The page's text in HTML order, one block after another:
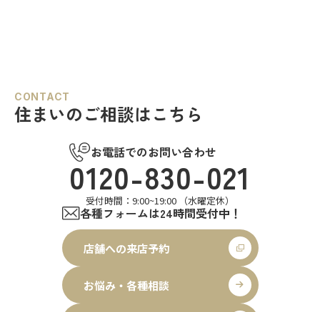
CONTACT
住まいのご相談はこちら
お電話でのお問い合わせ
0120-830-021
受付時間：9:00~19:00 （水曜定休）
各種フォームは24時間受付中！
店舗への来店予約
お悩み・各種相談